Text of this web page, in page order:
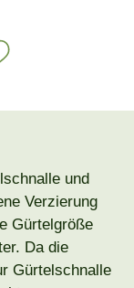
und
Verzierung
Gürtelgröße
Da die
Gürtelschnalle